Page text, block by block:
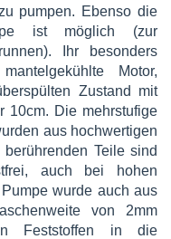
pumpen. Ebenso die
ist möglich (zur
Ihr besonders
Motor,
Zustand mit
10cm. Die mehrstufige
aus hochwertigen
Teile sind
auch bei hohen
wurde auch aus
von 2mm
Feststoffen in die